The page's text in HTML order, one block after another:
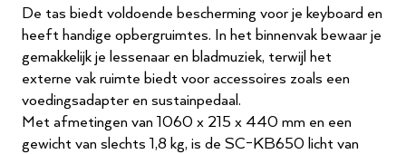
De tas biedt voldoende bescherming voor je keyboard en
heeft handige opbergruimtes. In het binnenvak bewaar je
gemakkelijk je lessenaar en bladmuziek, terwijl het
externe vak ruimte biedt voor accessoires zoals een
voedingsadapter en sustainpedaal.
Met afmetingen van 1060 x 215 x 440 mm en een
gewicht van slechts 1,8 kg, is de SC-KB650 licht van